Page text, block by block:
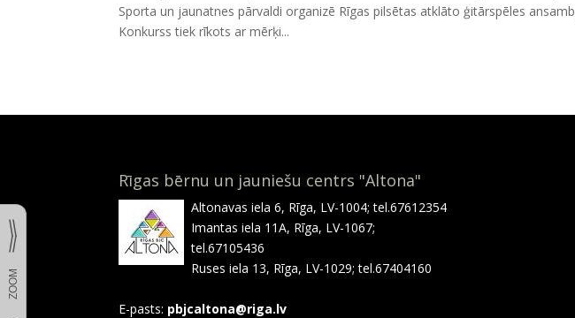
Sporta un jaunatnes pārvaldi organizē Rīgas pilsētas atklāto ģitārspēles
Konkurss tiek rīkots ar mērķi...
Rīgas bērnu un jauniešu centrs "Altona"
Altonavas iela 6, Rīga, LV-1004; tel.67612354
Imantas iela 11A, Rīga, LV-1067;
tel.67105436
Ruses iela 13, Rīga, LV-1029; tel.67404160
E-pasts: pbjcaltona@riga.lv